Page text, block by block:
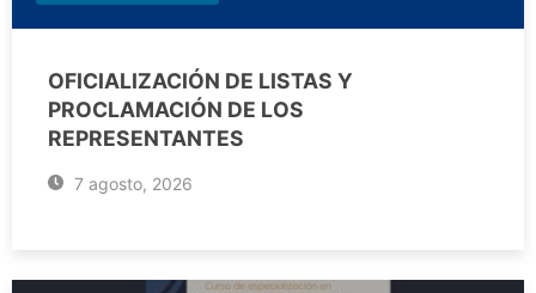
OFICIALIZACIÓN DE LISTAS Y
PROCLAMACIÓN DE LOS
REPRESENTANTES
7 agosto, 2026